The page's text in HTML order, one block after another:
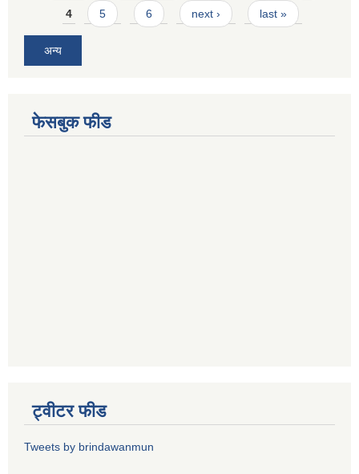
4 5 6 next › last »
अन्य
फेसबुक फीड
ट्वीटर फीड
Tweets by brindawanmun